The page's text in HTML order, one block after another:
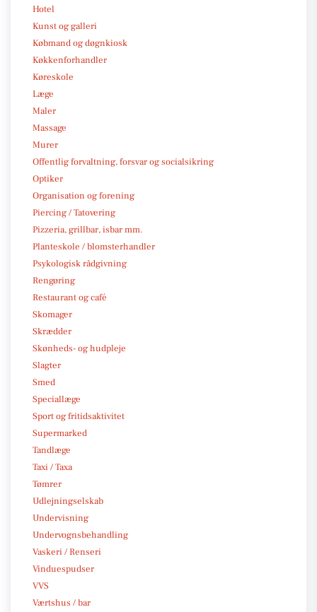
Hotel
Kunst og galleri
Købmand og døgnkiosk
Køkkenforhandler
Køreskole
Læge
Maler
Massage
Murer
Offentlig forvaltning, forsvar og socialsikring
Optiker
Organisation og forening
Piercing / Tatovering
Pizzeria, grillbar, isbar mm.
Planteskole / blomsterhandler
Psykologisk rådgivning
Rengøring
Restaurant og café
Skomager
Skrædder
Skønheds- og hudpleje
Slagter
Smed
Speciallæge
Sport og fritidsaktivitet
Supermarked
Tandlæge
Taxi / Taxa
Tømrer
Udlejningselskab
Undervisning
Undervognsbehandling
Vaskeri / Renseri
Vinduespudser
VVS
Værtshus / bar